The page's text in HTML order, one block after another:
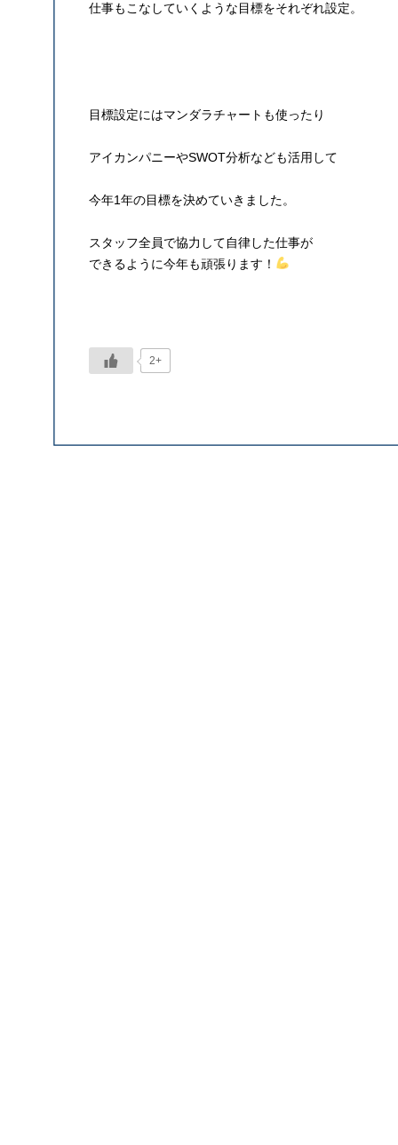
仕事もこなしていくような目標をそれぞれ設定。
目標設定にはマンダラチャートも使ったり
アイカンパニーやSWOT分析なども活用して
今年1年の目標を決めていきました。
スタッフ全員で協力して自律した仕事が
できるように今年も頑張ります！
2+